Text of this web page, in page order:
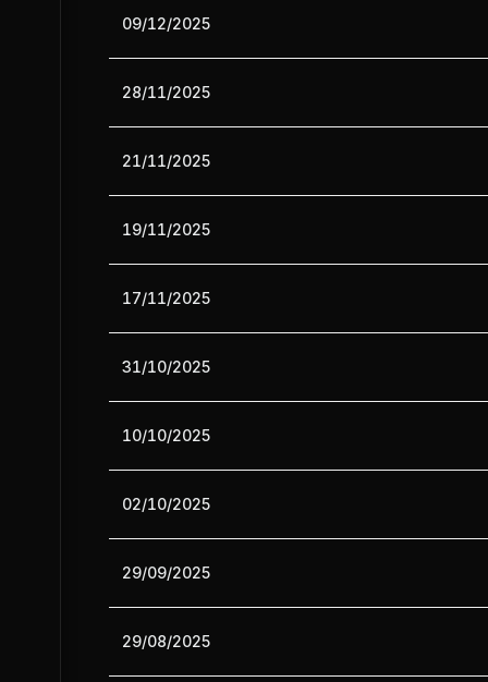
09/12/2025
28/11/2025
21/11/2025
19/11/2025
17/11/2025
31/10/2025
10/10/2025
02/10/2025
29/09/2025
29/08/2025